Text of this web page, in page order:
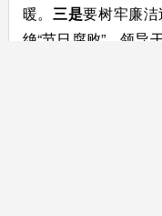
暖。三是要树牢廉
绝“节日腐败”。领导